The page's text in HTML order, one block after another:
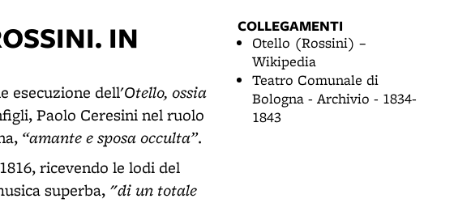
IN
esecuzione dell'Otello, ossia
Paolo Ceresini nel ruolo
“amante e sposa occulta”.
ricevendo le lodi del
superba, "di un totale
COLLEGAMENTI
Otello (Rossini) –
Wikipedia
Teatro Comunale di
Bologna - Archivio - 1834-
1843